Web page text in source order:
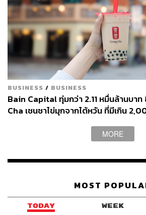
ภาพ: d3sign / Getty Images
อ้างอิง:
https://www.scmp.com/news/
53385/japan-take-
low-birth-rate-demographic-
cle
https://www.thaigov.go.th/news/
7
ผ่านแอปพลิเคชันต่างๆ ที่คุณสะดวกหรือ
BUSINESS / BUSINESS
Bain Capital ทุ่มกว่า 2.11 หมื่นล้านบา
Cha เชนชาไข่มุกจากไต้หวัน ที่มีเกิน
MORE
MOST
TODAY WEEK